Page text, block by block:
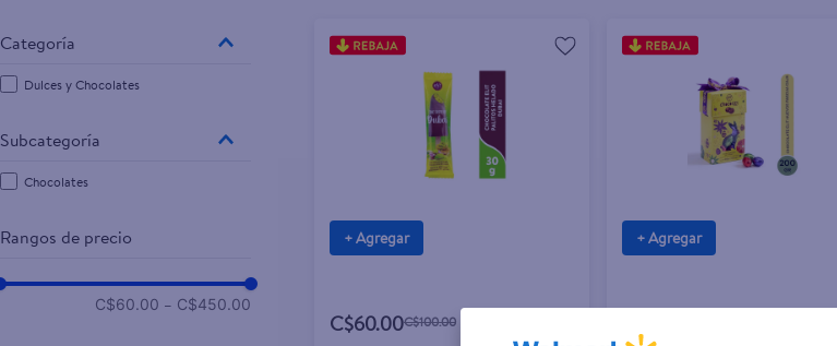
Dulces y Chocolates
Chocolates
Rangos de precio
C$60.00 – C$450.00
+ Agregar
C$60.00C$100.00
+ Agregar